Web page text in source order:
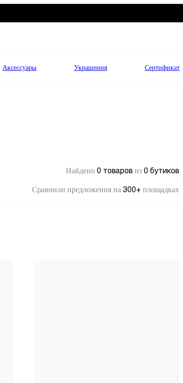
Аксессуары Украшения Сертификат
Найдено 0 товаров из 0 бутиков
Сравнили предложения на 300+ площадках